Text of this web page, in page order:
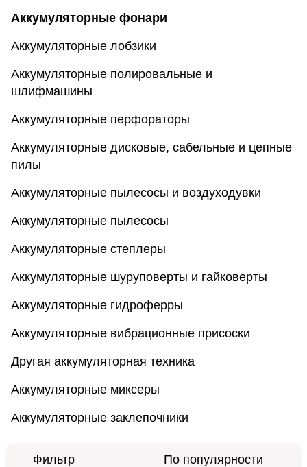
Аккумуляторные фонари
Аккумуляторные лобзики
Аккумуляторные полировальные и
шлифмашины
Аккумуляторные перфораторы
Аккумуляторные дисковые, сабельные и цепные
пилы
Аккумуляторные пылесосы и воздуходувки
Аккумуляторные пылесосы
Аккумуляторные степлеры
Аккумуляторные шуруповерты и гайковерты
Аккумуляторные гидроферры
Аккумуляторные вибрационные присоски
Другая аккумуляторная техника
Аккумуляторные миксеры
Аккумуляторные заклепочники
Фильтр По популярности